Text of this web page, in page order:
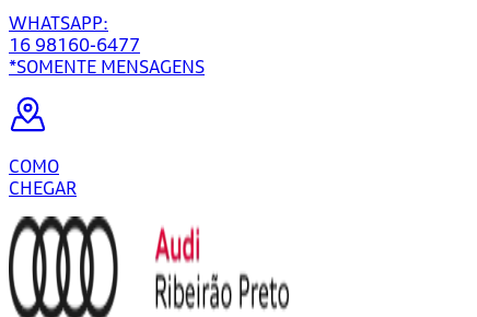
WHATSAPP:
16 98160-6477
*SOMENTE MENSAGENS
COMO
CHEGAR